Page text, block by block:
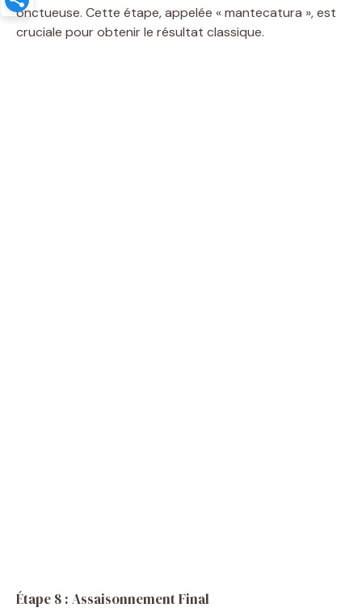
onctueuse. Cette étape, appelée « mantecatura », est
cruciale pour obtenir le résultat classique.
Étape 8 : Assaisonnement Final